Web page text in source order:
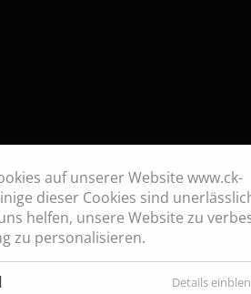
auf unserer Website www.ck-
dieser Cookies sind
helfen, unsere Website zu
zu personalisieren.
Details